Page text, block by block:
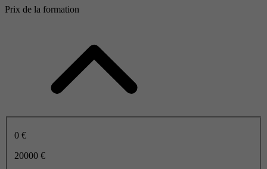
Prix de la formation
0 €
20000 €